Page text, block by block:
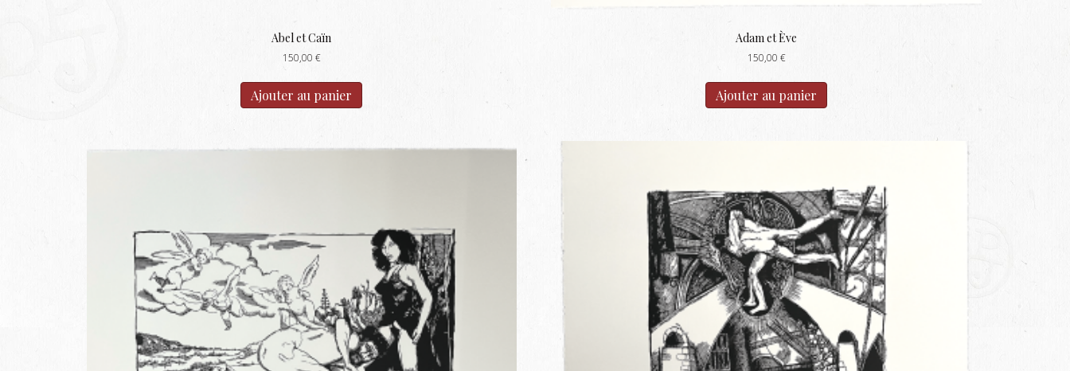
Abel et Caïn
150,00 €
Ajouter au panier
Adam et Ève
150,00 €
Ajouter au panier